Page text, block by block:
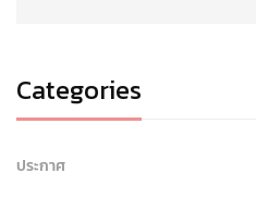
Categories
ประกาศ